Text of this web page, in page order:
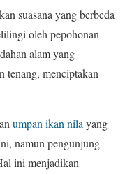
suasana yang berbeda
oleh pepohonan
alam yang
tenang, menciptakan
umpan ikan nila yang
namun pengunjung
ini menjadikan